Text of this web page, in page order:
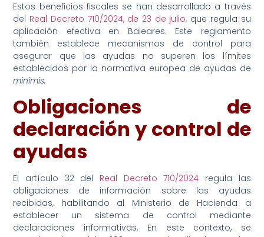
Estos beneficios fiscales se han desarrollado a través
del Real Decreto 710/2024, de 23 de julio, que regula su
aplicación efectiva en Baleares. Este reglamento
también establece mecanismos de control para
asegurar que las ayudas no superen los límites
establecidos por la normativa europea de ayudas de
minimis.
Obligaciones de
declaración y control de
ayudas
El artículo 32 del Real Decreto 710/2024 regula las
obligaciones de información sobre las ayudas
recibidas, habilitando al Ministerio de Hacienda a
establecer un sistema de control mediante
declaraciones informativas. En este contexto, se